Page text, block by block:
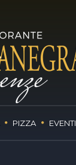
PIZZA EVENTI